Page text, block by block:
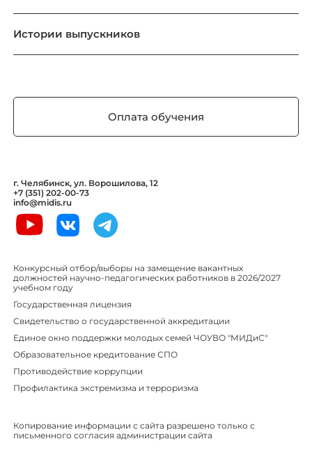
Истории выпускников
Оплата обучения
г. Челябинск, ул. Ворошилова, 12
+7 (351) 202-00-73
info@midis.ru
Конкурсный отбор/выборы на замещение вакантных
должностей научно-педагогических работников в 2026/2027
учебном году
Государственная лицензия
Свидетельство о государственной аккредитации
Единое окно поддержки молодых семей ЧОУВО "МИДиС"
Образовательное кредитование СПО
Противодействие коррупции
Профилактика экстремизма и терроризма
Копирование информации с сайта разрешено только с
письменного согласия администрации сайта